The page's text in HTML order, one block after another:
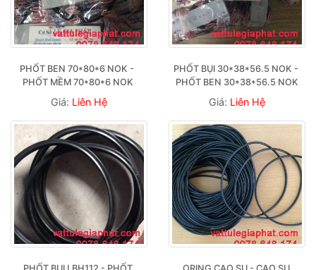
PHỐT BEN 70*80*6 NOK -
PHỐT MỀM 70*80*6 NOK
Giá: Liên Hệ
PHỐT BỤI 30*38*56.5 NOK -
PHỐT BEN 30*38*56.5 NOK
Giá: Liên Hệ